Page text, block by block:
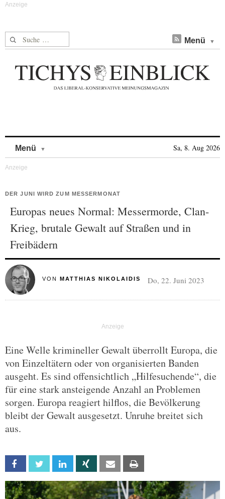
Suche nach: Menü
Menü Sa, 8. Aug 2026
DER JUNI WIRD ZUM MESSERMONAT
Europas neues Normal: Messermorde, Clan-
Krieg, brutale Gewalt auf Straßen und in
Freibädern
VON MATTHIAS NIKOLAIDIS Do, 22. Juni 2023
Eine Welle krimineller Gewalt überrollt Europa, die
von Einzeltätern oder von organisierten Banden
ausgeht. Es sind offensichtlich „Hilfesuchende“, die
für eine stark ansteigende Anzahl an Problemen
sorgen. Europa reagiert hilflos, die Bevölkerung
bleibt der Gewalt ausgesetzt. Unruhe breitet sich
aus.
Facebook Twitter Linkedin Xing Email